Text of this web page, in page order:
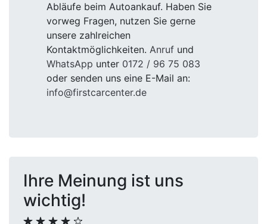
Abläufe beim Autoankauf. Haben Sie
vorweg Fragen, nutzen Sie gerne
unsere zahlreichen
Kontaktmöglichkeiten. Anruf und
WhatsApp unter 0172 / 96 75 083
oder senden uns eine E-Mail an:
info@firstcarcenter.de
Ihre Meinung ist uns
wichtig!